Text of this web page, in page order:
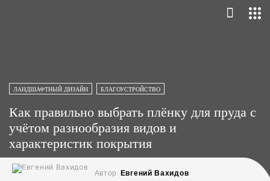
ЛАНДШАФТНЫЙ ДИЗАЙН БЛАГОУСТРОЙСТВО
Как правильно выбрать плёнку для пруда с
учётом разнообразия видов и
характеристик покрытия
Автор Евгений Вахидов